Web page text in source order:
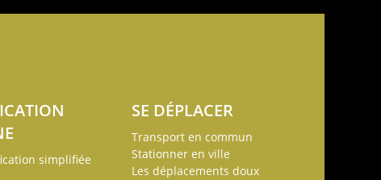
simplifiée
SE DÉPLACER
Transport en commun
Stationner en ville
Les déplacements doux